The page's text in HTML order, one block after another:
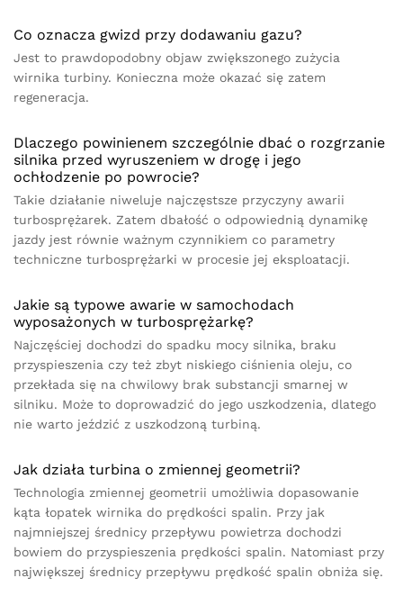
Co oznacza gwizd przy dodawaniu gazu?
Jest to prawdopodobny objaw zwiększonego zużycia
wirnika turbiny. Konieczna może okazać się zatem
regeneracja.
Dlaczego powinienem szczególnie dbać o rozgrzanie
silnika przed wyruszeniem w drogę i jego
ochłodzenie po powrocie?
Takie działanie niweluje najczęstsze przyczyny awarii
turbosprężarek. Zatem dbałość o odpowiednią dynamikę
jazdy jest równie ważnym czynnikiem co parametry
techniczne turbosprężarki w procesie jej eksploatacji.
Jakie są typowe awarie w samochodach
wyposażonych w turbosprężarkę?
Najczęściej dochodzi do spadku mocy silnika, braku
przyspieszenia czy też zbyt niskiego ciśnienia oleju, co
przekłada się na chwilowy brak substancji smarnej w
silniku. Może to doprowadzić do jego uszkodzenia, dlatego
nie warto jeździć z uszkodzoną turbiną.
Jak działa turbina o zmiennej geometrii?
Technologia zmiennej geometrii umożliwia dopasowanie
kąta łopatek wirnika do prędkości spalin. Przy jak
najmniejszej średnicy przepływu powietrza dochodzi
bowiem do przyspieszenia prędkości spalin. Natomiast przy
największej średnicy przepływu prędkość spalin obniża się.